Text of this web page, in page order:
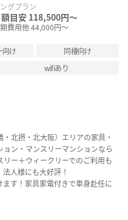
グプラン
目安 118,500円～
費用他 44,000円～
向け
同棲向け
wifiあり
北摂・北大阪）エリアの家具・
ン・マンスリーマンションなら
リー＋ウィークリーでのご利用も
人様にも大好評！
す！家具家電付きで単身赴任に